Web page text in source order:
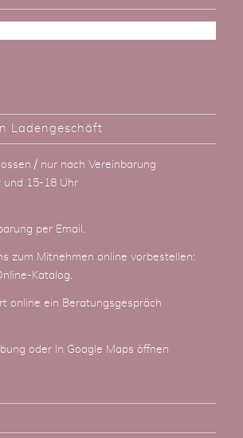
Ladengeschäft
/ nur nach Vereinbarung
15-18 Uhr
per Email .
zum Mitnehmen online vorbestellen:
Katalog
online ein Beratungsgespräch
oder In Google Maps öffnen